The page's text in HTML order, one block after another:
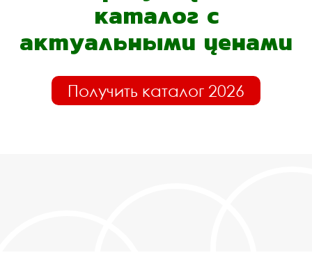
каталог с
актуальными ценами
Получить каталог 2026